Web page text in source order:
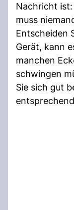
Nachricht ist:
muss
Entscheiden
Gerät, kann
manchen
schwingen
Sie sich gut